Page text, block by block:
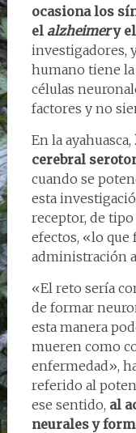
ocasiona los
el alzheimery
investigadores,
humano tiene la
células
factores y no
En la ayahuasca,
cerebral
cuando se
esta
receptor, de
efectos, «lo
administración
«El reto sería
de formar
esta manera
mueren como
enfermedad»,
referido al
ese sentido, al
neurales y